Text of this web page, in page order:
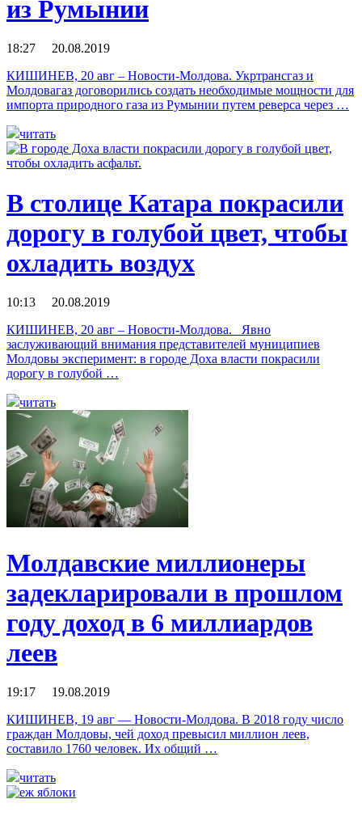
из Румынии
18:27 20.08.2019
КИШИНЕВ, 20 авг – Новости-Молдова. Укртрансгаз и
Молдовагаз договорились создать необходимые мощности для
импорта природного газа из Румынии путем реверса через …
читать
В столице Катара покрасили
дорогу в голубой цвет, чтобы
охладить воздух
10:13 20.08.2019
КИШИНЕВ, 20 авг – Новости-Молдова. Явно
заслуживающий внимания представителей муниципиев
Молдовы эксперимент: в городе Доха власти покрасили
дорогу в голубой …
читать
Молдавские миллионеры
задекларировали в прошлом
году доход в 6 миллиардов
леев
19:17 19.08.2019
КИШИНЕВ, 19 авг — Новости-Молдова. В 2018 году число
граждан Молдовы, чей доход превысил миллион леев,
составило 1760 человек. Их общий …
читать